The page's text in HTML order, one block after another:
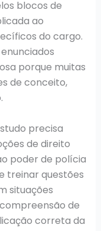
blocos de
ao
do cargo.
porque muitas
de conceito,
precisa
de direito
poder de polícia
treinar questões
situações
de
correta da